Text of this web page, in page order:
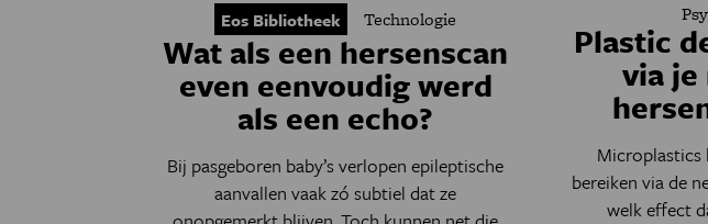
Eos Bibliotheek Technologie
Wat als een hersenscan
even eenvoudig werd
als een echo?
Bij pasgeboren baby’s verlopen epileptische
aanvallen vaak zó subtiel dat ze
Plastic
via je
Microplastics
bereiken via de
welk effect